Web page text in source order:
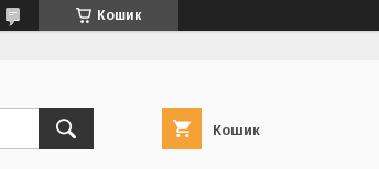
Кошик
Кошик